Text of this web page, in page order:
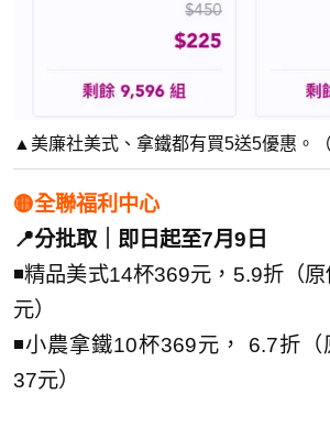
▲美廉社美式、拿鐵都有買5送5優惠。（
🟡全聯福利中心
📍分批取｜即日起至7月9日
◾精品美式14杯369元，5.9折（
元）
◾小農拿鐵10杯369元， 6.7折
37元）